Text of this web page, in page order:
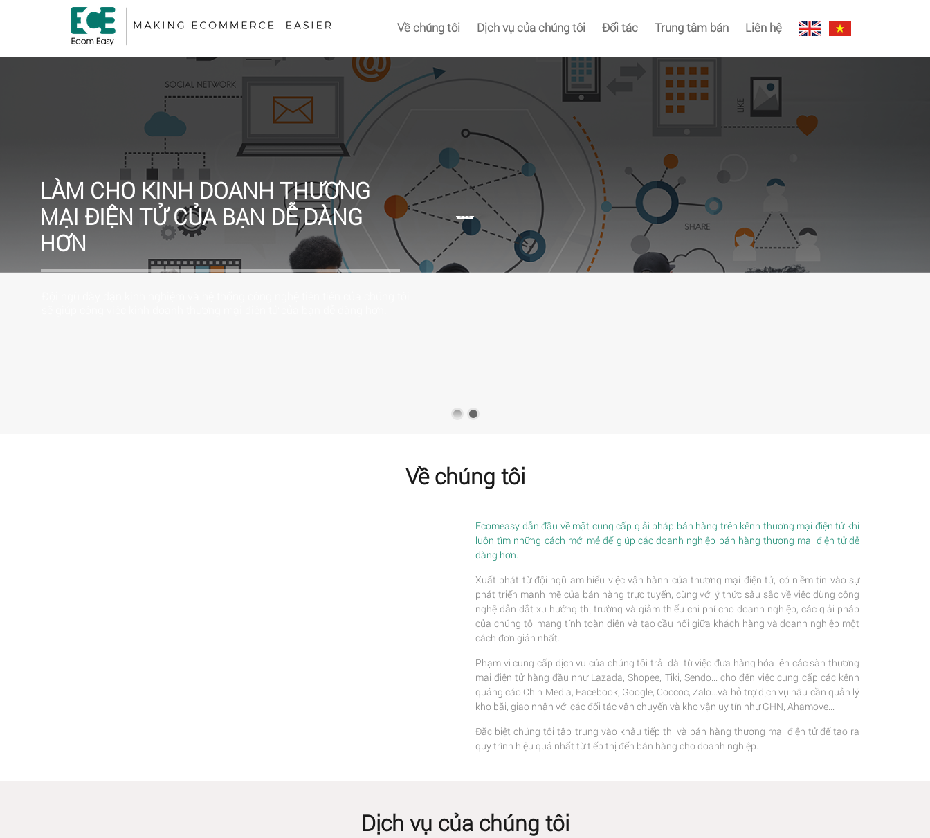
Về chúng tôi Dịch vụ của chúng tôi Đối tác Trung tâm bán Liên hệ
LÀM CHO KINH DOANH THƯƠNG
MẠI ĐIỆN TỬ CỦA BẠN DỄ DÀNG
HƠN
Về chúng tôi
Ecomeasy dẫn đầu về mặt cung cấp giải pháp bán hàng trên kênh thương mại điện tử khi
luôn tìm những cách mới mẻ để giúp các doanh nghiệp bán hàng thương mại điện tử dễ
dàng hơn.
Xuất phát từ đội ngũ am hiểu việc vận hành của thương mại điện tử, có niềm tin vào sự
phát triển mạnh mẽ của bán hàng trực tuyến, cùng với ý thức sâu sắc về việc dùng công
nghệ dẫn dắt xu hướng thị trường và giảm thiểu chi phí cho doanh nghiệp, các giải pháp
của chúng tôi mang tính toàn diện và tạo cầu nối giữa khách hàng và doanh nghiệp một
cách đơn giản nhất.
Phạm vi cung cấp dịch vụ của chúng tôi trải dài từ việc đưa hàng hóa lên các sàn thương
mại điện tử hàng đầu như Lazada, Shopee, Tiki, Sendo... cho đến việc cung cấp các kênh
quảng cáo Chin Media, Facebook, Google, Coccoc, Zalo...và hỗ trợ dịch vụ hậu cần quản lý
kho bãi, giao nhận với các đối tác vận chuyển và kho vận uy tín như GHN, Ahamove...
Đặc biệt chúng tôi tập trung vào khâu tiếp thị và bán hàng thương mại điện tử để tạo ra
quy trình hiệu quả nhất từ tiếp thị đến bán hàng cho doanh nghiệp.
Dịch vụ của chúng tôi